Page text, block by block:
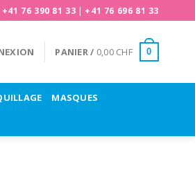
+41 76 390 81 33 | +41 76 696 81 33
PANIER / 0,00 CHF 0
MASQUES